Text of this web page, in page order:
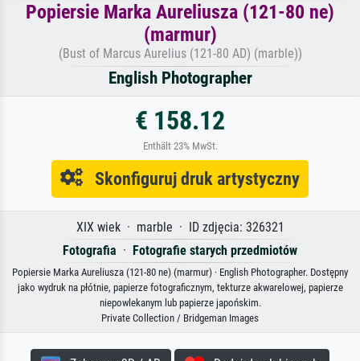
Popiersie Marka Aureliusza (121-80 ne)
(marmur)
(Bust of Marcus Aurelius (121-80 AD) (marble))
English Photographer
€ 158.12
Enthält 23% MwSt.
Skonfiguruj druk artystyczny
XIX wiek · marble · ID zdjęcia: 326321
Fotografia · Fotografie starych przedmiotów
Popiersie Marka Aureliusza (121-80 ne) (marmur) · English Photographer. Dostępny
jako wydruk na płótnie, papierze fotograficznym, tekturze akwarelowej, papierze
niepowlekanym lub papierze japońskim.
Private Collection / Bridgeman Images